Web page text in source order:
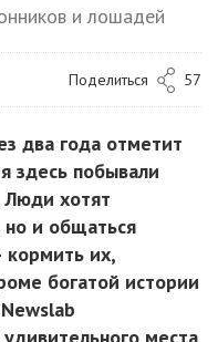
и лошадей
Поделиться 57
два года отметит
здесь побывали
Люди хотят
но и общаться
их,
богатой истории
места